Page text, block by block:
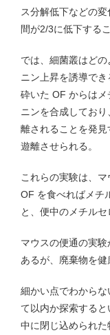
ス分解低下などの
間が2/3に低下する
では、細菌叢はど
ニン上昇を誘導で
砕いた OF からは
ニンを合成してお
離されることを発
遊離させられる。
これらの実験は、
OF を食べればメチ
と、便中のメチル
マウスの便通の実
あるが、廃棄物を健
細かい点でわから
て以内か探索する
中に閉じ込められ